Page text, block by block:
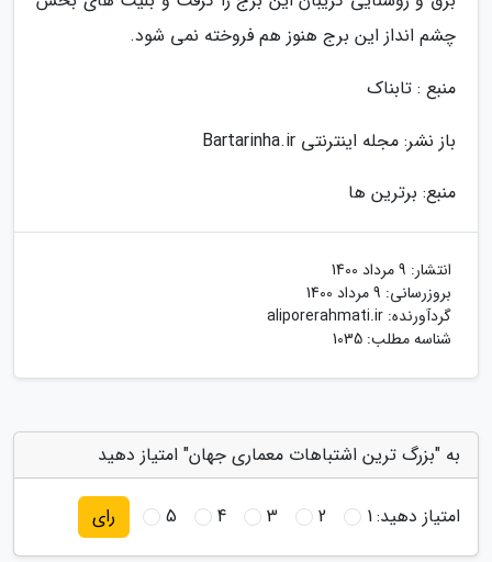
چشم انداز این برج هنوز هم فروخته نمی شود.
منبع : تابناک
باز نشر: مجله اینترنتی Bartarinha.ir
منبع: برترین ها
انتشار: 9 مرداد 1400
بروزرسانی: 9 مرداد 1400
گردآورنده: aliporerahmati.ir
شناسه مطلب: 1035
به "بزرگ ترین اشتباهات معماری جهان" امتیاز دهید
امتیاز دهید:1
2
3
4
5 رای